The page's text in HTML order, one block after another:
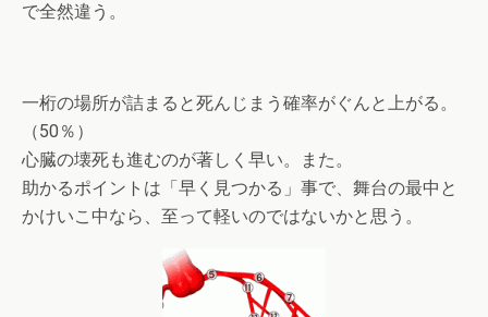
で全然違う。
一桁の場所が詰まると死んじまう確率がぐんと上がる。
（50％）
心臓の壊死も進むのが著しく早い。また。
助かるポイントは「早く見つかる」事で、舞台の最中と
かけいこ中なら、至って軽いのではないかと思う。